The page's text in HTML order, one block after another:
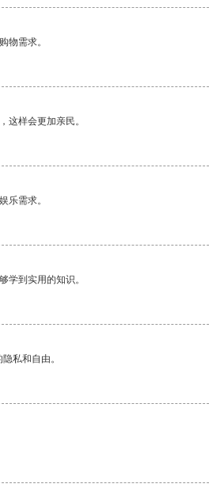
物需求。
这样会更加亲民。
乐需求。
学到实用的知识。
私和自由。